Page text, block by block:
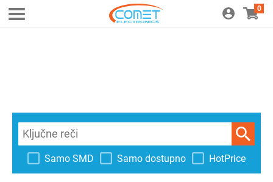
0
Samo SMD Samo dostupno HotPrice